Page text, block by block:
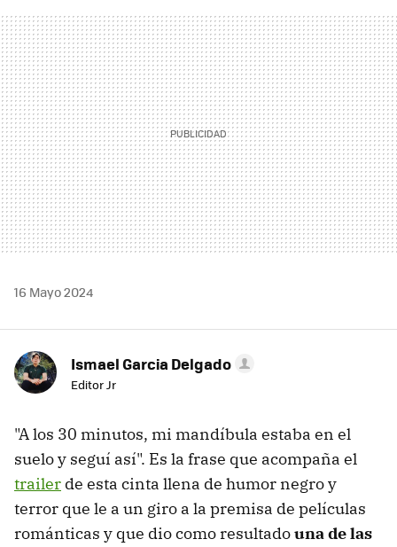
MAIL
16 Mayo 2024
Ismael Garcia Delgado
Editor Jr
"A los 30 minutos, mi mandíbula estaba en el
suelo y seguí así". Es la frase que acompaña el
trailer de esta cinta llena de humor negro y
terror que le a un giro a la premisa de películas
románticas y que dio como resultadouna de las